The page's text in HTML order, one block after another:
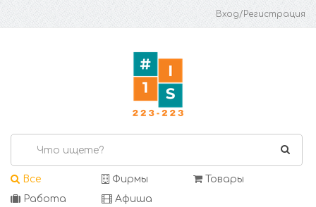
Вход/Регистрация
Все Фирмы
Товары
Работа
Афиша